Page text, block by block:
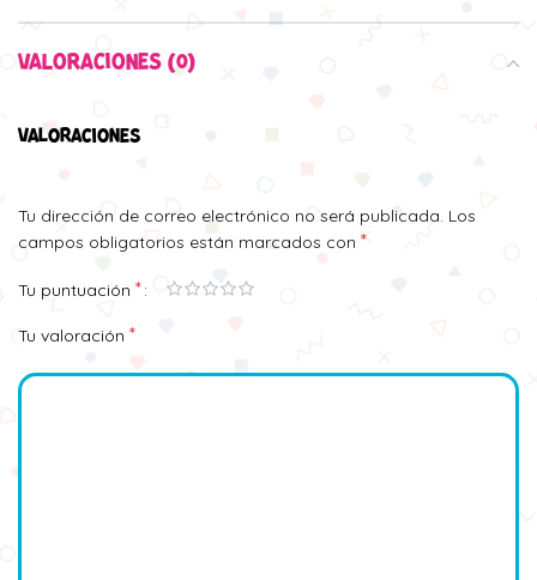
VALORACIONES (0)
VALORACIONES
Tu dirección de correo electrónico no será publicada. Los
campos obligatorios están marcados con *
Tu puntuación *
Tu valoración *